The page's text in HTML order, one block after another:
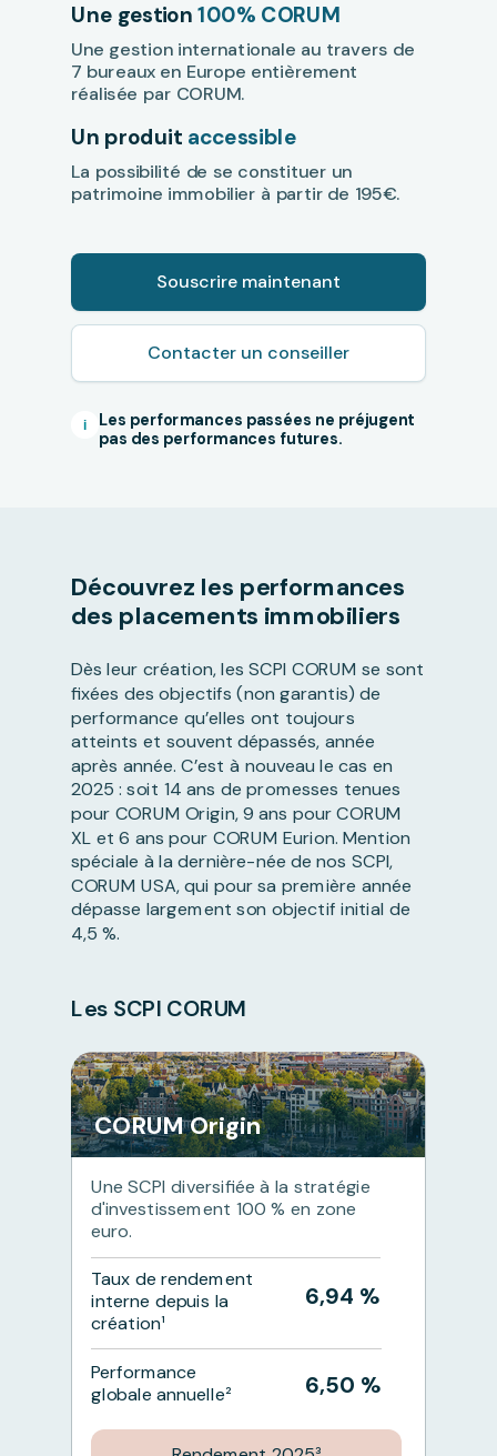
Une gestion100% CORUM
Une gestion internationale au travers de
7 bureaux en Europe entièrement
réalisée par CORUM.
Souscrire maintenant
Contacter un conseiller
i
Les performances passées ne préjugent
pas des performances futures.
Un produit accessible
La possibilité de se constituer un
patrimoine immobilier à partir de 195€.
Découvrez les performances
des placements immobiliers
Dès leur création, les SCPI CORUM se sont
fixées des objectifs (non garantis) de
performance qu’elles ont toujours
atteints et souvent dépassés, année
après année. C’est à nouveau le cas en
2025 : soit 14 ans de promesses tenues
pour CORUM Origin, 9 ans pour CORUM
XL et 6 ans pour CORUM Eurion. Mention
spéciale à la dernière-née de nos SCPI,
CORUM USA, qui pour sa première année
dépasse largement son objectif initial de
4,5 %.
Les SCPI CORUM
Une SCPI diversifiée à la stratégie
d'investissement 100 % en zone
euro.
Taux de rendement
interne depuis la
création¹
6,94 %
Performance
globale annuelle²
6,50 %
CORUM Origin